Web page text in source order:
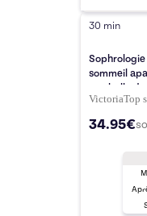
30 min
sommeil
une bulle de
VictoriaTop
34.95€